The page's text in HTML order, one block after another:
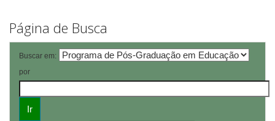
Página de Busca
Buscar em:
por